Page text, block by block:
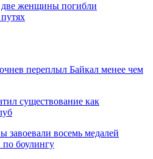
две женщины погибли
переплыл Байкал менее чем
существование как
завоевали восемь медалей
по боулингу